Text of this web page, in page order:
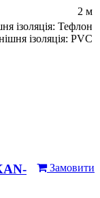
2 м
ізоляція: Тефлон
ізоляція: PVС
Замовити